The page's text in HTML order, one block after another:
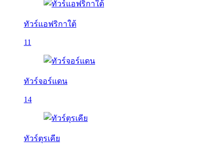
ทัวร์แอฟริกาใต้
11
ทัวร์จอร์แดน
14
ทัวร์ตุรเคีย